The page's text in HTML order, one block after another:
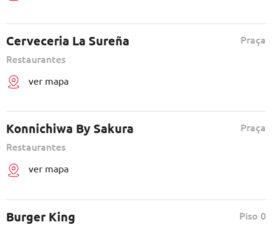
Cerveceria La Sureña
Praça
Restaurantes
ver mapa
Konnichiwa By Sakura
Praça
Restaurantes
ver mapa
Burger King
Piso 0